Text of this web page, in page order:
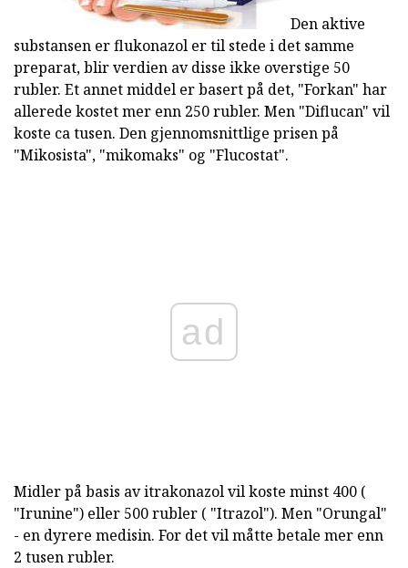
Den aktive
substansen er flukonazol er til stede i det samme
preparat, blir verdien av disse ikke overstige 50
rubler. Et annet middel er basert på det, "Forkan" har
allerede kostet mer enn 250 rubler. Men "Diflucan" vil
koste ca tusen. Den gjennomsnittlige prisen på
"Mikosista", "mikomaks" og "Flucostat".
ad
Midler på basis av itrakonazol vil koste minst 400 (
"Irunine") eller 500 rubler ( "Itrazol"). Men "Orungal"
- en dyrere medisin. For det vil måtte betale mer enn
2 tusen rubler.